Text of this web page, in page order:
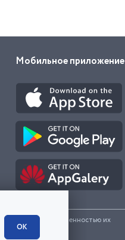
Мобильное приложение
являются собственностью их
ОК